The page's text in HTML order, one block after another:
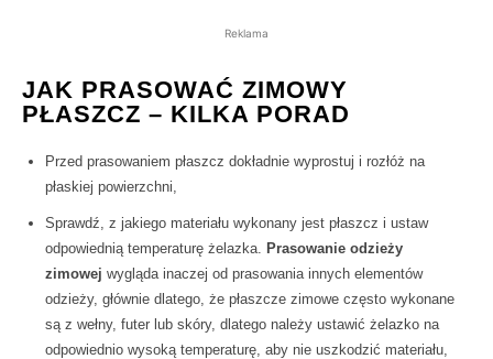
Reklama
JAK PRASOWAĆ ZIMOWY
PŁASZCZ – KILKA PORAD
Przed prasowaniem płaszcz dokładnie wyprostuj i rozłóż na
płaskiej powierzchni,
Sprawdź, z jakiego materiału wykonany jest płaszcz i ustaw
odpowiednią temperaturę żelazka. Prasowanie odzieży
zimowej wygląda inaczej od prasowania innych elementów
odzieży, głównie dlatego, że płaszcze zimowe często wykonane
są z wełny, futer lub skóry, dlatego należy ustawić żelazko na
odpowiednio wysoką temperaturę, aby nie uszkodzić materiału,